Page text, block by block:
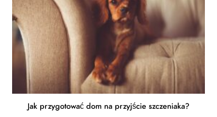
Jak przygotować dom na przyjście szczeniaka?